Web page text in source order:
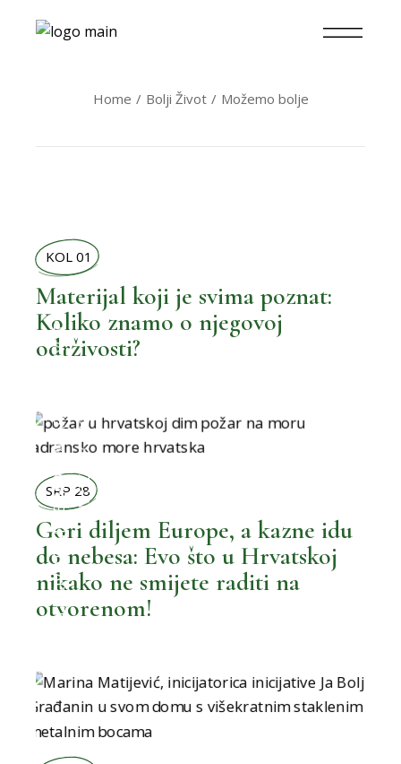
Home Bolji Život Možemo bolje
BOLJI ORMAR
BOLJI ŽIVOT
,
MOŽEMO BOLJE
KOL 01
Materijal koji je svima poznat:
Koliko znamo o njegovoj
održivosti?
BOLJI ŽIVOT
MOŽEMO BOLJE
SRP 28
Gori diljem Europe, a kazne idu
do nebesa: Evo što u Hrvatskoj
nikako ne smijete raditi na
otvorenom!